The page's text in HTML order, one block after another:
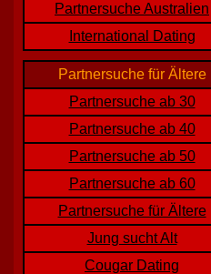
Partnersuche Australien
International Dating
Partnersuche für Ältere
Partnersuche ab 30
Partnersuche ab 40
Partnersuche ab 50
Partnersuche ab 60
Partnersuche für Ältere
Jung sucht Alt
Cougar Dating